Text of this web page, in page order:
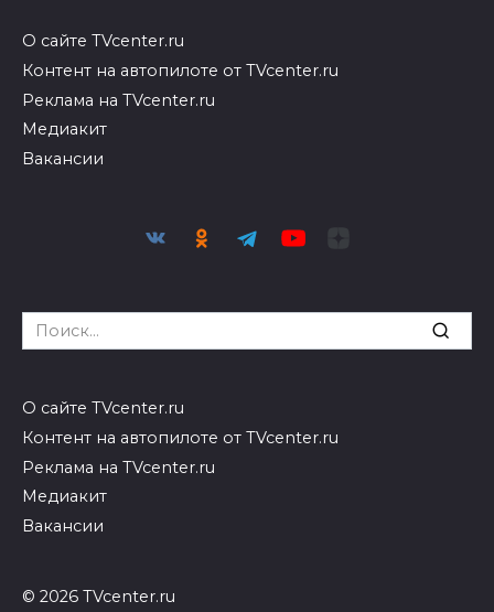
О сайте TVcenter.ru
Контент на автопилоте от TVcenter.ru
Реклама на TVcenter.ru
Медиакит
Вакансии
Search
for:
О сайте TVcenter.ru
Контент на автопилоте от TVcenter.ru
Реклама на TVcenter.ru
Медиакит
Вакансии
© 2026 TVcenter.ru